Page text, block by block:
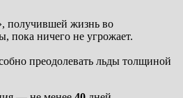
получившей жизнь во
пока ничего не угрожает.
преодолевать льды толщиной